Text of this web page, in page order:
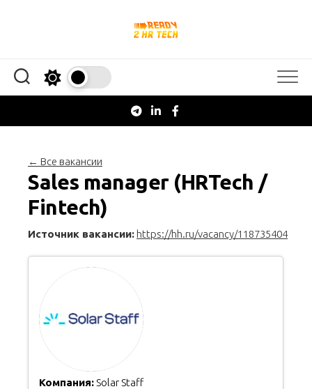
← Все вакансии
Sales manager (HRTech /
Fintech)
Источник вакансии: https://hh.ru/vacancy/118735404
Компания: Solar Staff